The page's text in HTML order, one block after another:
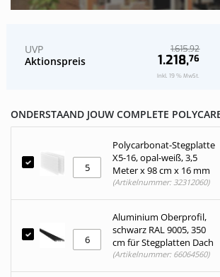
Aktionspreis 1.218,76
UVP 1.615,92
Inkl. 19 % MwSt.
ONDERSTAAND JOUW COMPLETE
Polycarbonat-Stegplatte
X5-16, opal-weiß, 3,5
Meter x 98 cm x 16 mm
(Artikelnummer: 32312060)
Aluminium Oberprofil,
schwarz RAL 9005, 350
cm für Stegplatten Dach
(Artikelnummer: 66064560)